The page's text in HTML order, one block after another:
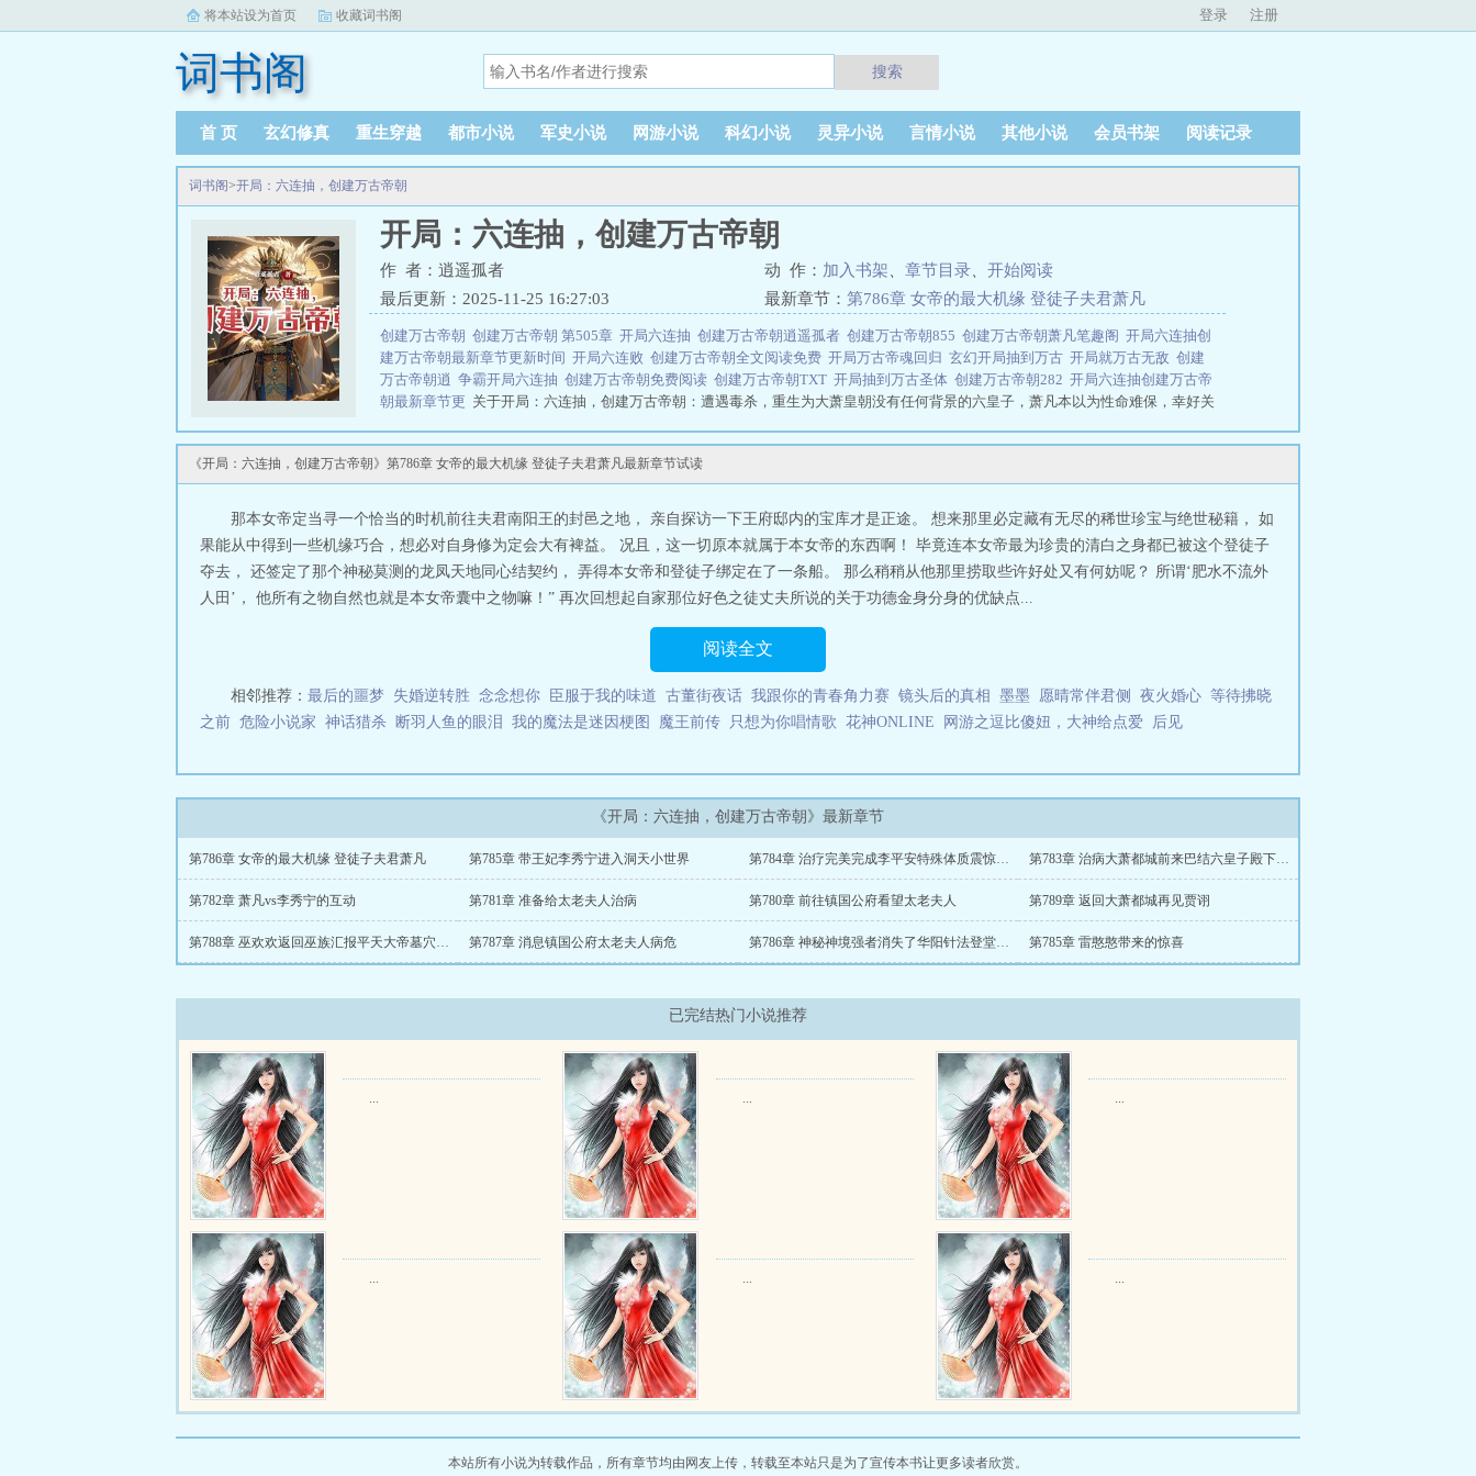
将本站设为首页 收藏词书阁 登录 注册
词书阁 搜索
首 页 玄幻修真 重生穿越 都市小说 军史小说 网游小说 科幻小说 灵异小说 言情小说 其他小说 会员书架 阅读记录
词书阁>开局：六连抽，创建万古帝朝
开局：六连抽，创建万古帝朝
作 者：逍遥孤者 动 作： 加入书架 章节目录
开始阅读
最后更新：2025-11-25 16:27:03
最新章节： 第786章 女帝的最大机缘 登徒子夫君萧凡
创建万古帝朝 创建万古帝朝 第505章 开局六连抽 创建万古帝朝逍遥孤者 创建万古帝朝855 创建万古帝朝萧凡笔趣阁 开局六连抽创
建万古帝朝最新章节更新时间 开局六连败 创建万古帝朝全文阅读免费 开局万古帝魂回归 玄幻开局抽到万古 开局就万古无敌 创建
万古帝朝逍 争霸开局六连抽 创建万古帝朝免费阅读 创建万古帝朝TXT 开局抽到万古圣体 创建万古帝朝282 开局六连抽创建万古帝
朝最新章节更 关于开局：六连抽，创建万古帝朝：遭遇毒杀，重生为大萧皇朝没有任何背景的六皇子，萧凡本以为性命难保，幸好关
城……萧凡：召唤诸天豪杰为我所用，让整个大陆，传诵我帝朝之名者，证道永生……开局：六连抽，创建万古帝朝
《开局：六连抽，创建万古帝朝》第786章 女帝的最大机缘 登徒子夫君萧凡最新章节试读
那本女帝定当寻一个恰当的时机前往夫君南阳王的封邑之地， 亲自探访一下王府邸内的宝库才是正途。 想来那里必定藏有无尽的稀世珍宝与绝世秘籍， 如
果能从中得到一些机缘巧合，想必对自身修为定会大有裨益。 况且，这一切原本就属于本女帝的东西啊！ 毕竟连本女帝最为珍贵的清白之身都已被这个登徒子
夺去， 还签定了那个神秘莫测的龙凤天地同心结契约， 弄得本女帝和登徒子绑定在了一条船。 那么稍稍从他那里捞取些许好处又有何妨呢？ 所谓‘肥水不流外
人田’， 他所有之物自然也就是本女帝囊中之物嘛！” 再次回想起自家那位好色之徒丈夫所说的关于功德金身分身的优缺点...
阅读全文
相邻推荐： 最后的噩梦 失婚逆转胜 念念想你 臣服于我的味道 古董街夜话 我跟你的青春角力赛 镜头后的真相 墨墨 愿晴常伴君侧 夜火婚心 等待拂晓
之前 危险小说家 神话猎杀 断羽人鱼的眼泪 我的魔法是迷因梗图 魔王前传 只想为你唱情歌 花神ONLINE 网游之逗比傻妞，大神给点爱 后见
《开局：六连抽，创建万古帝朝》最新章节
第786章 女帝的最大机缘 登徒子夫君萧凡 第785章 带王妃李秀宁进入洞天小世界 第784章 治疗完美完成李平安特殊体质震惊李秀宁 第783章 治病大萧都城前来巴结六皇子殿下的各大势力
第782章 萧凡vs李秀宁的互动 第781章 准备给太老夫人治病 第780章 前往镇国公府看望太老夫人 第789章 返回大萧都城再见贾诩
第788章 巫欢欢返回巫族汇报平天大帝墓穴的收获 第787章 消息镇国公府太老夫人病危 第786章 神秘神境强者消失了华阳针法登堂入室 第785章 雷憨憨带来的惊喜
已完结热门小说推荐
... ... ...
... ... ...
本站所有小说为转载作品，所有章节均由网友上传，转载至本站只是为了宣传本书让更多读者欣赏。